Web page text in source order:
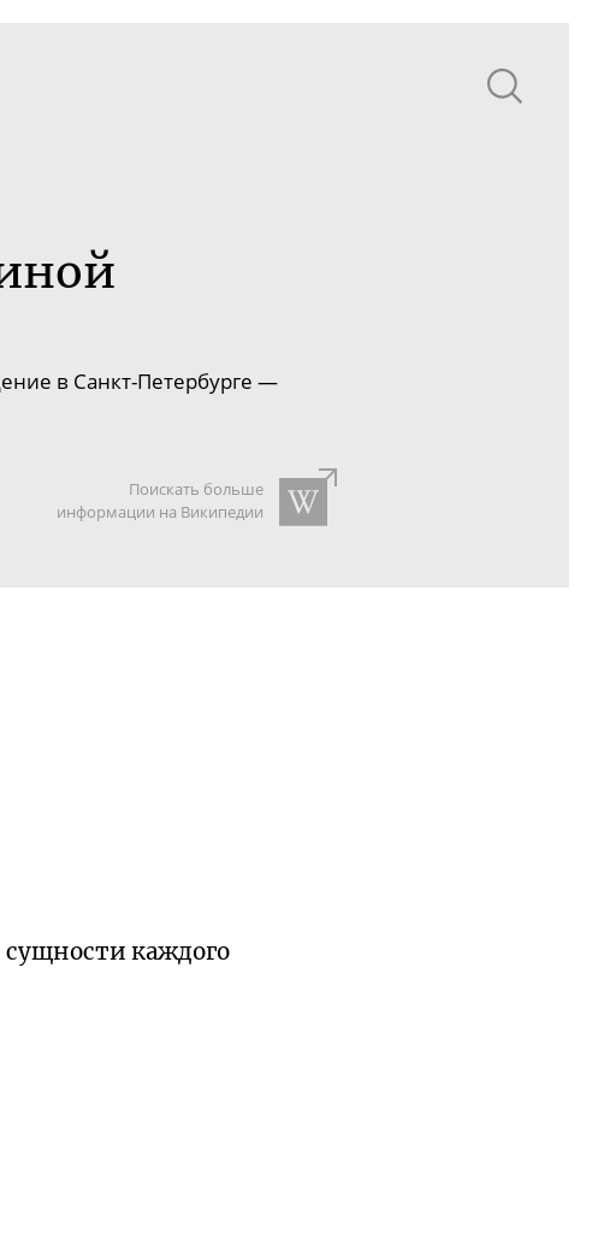
в Санкт-Петербурге —
Поискать больше
информации на Википедии
каждого